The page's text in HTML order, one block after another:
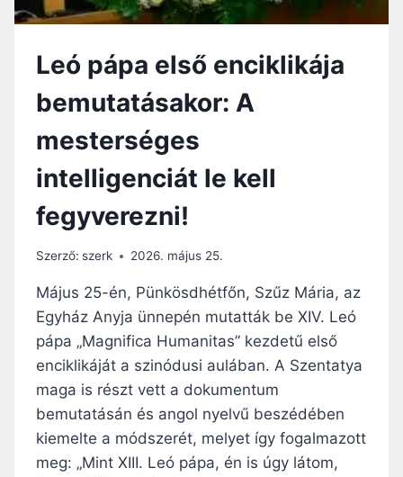
S
B
M
T
T
J
Á
N
A
N
S
O
T
T
H
O
N
:
A
M
A
N
F
I
C
A
H
U
M
A
I
T
S
X
V
L
E
Ó
N
I
L
I
K
Á
A
E
G
Leó pápa első enciklikája
bemutatásakor: A
mesterséges
intelligenciát le kell
fegyverezni!
Szerző: szerk 2026. május 25.
Május 25-én, Pünkösdhétfőn, Szűz Mária, az
Egyház Anyja ünnepén mutatták be XIV. Leó
pápa „Magnifica Humanitas” kezdetű első
enciklikáját a szinódusi aulában. A Szentatya
maga is részt vett a dokumentum
bemutatásán és angol nyelvű beszédében
kiemelte a módszerét, melyet így fogalmazott
meg: „Mint XIII. Leó pápa, én is úgy látom,